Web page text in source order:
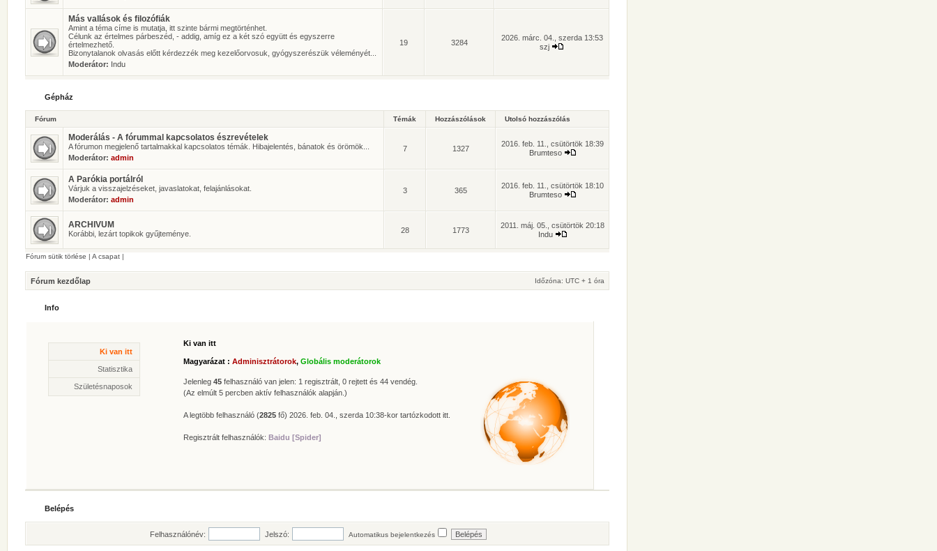
Más vallások és filozófiák
Amint a téma címe is mutatja, itt szinte bármi megtörténhet.
Célunk az értelmes párbeszéd, - addig, amíg ez a két szó együtt és egyszerre
értelmezhető.
Bizonytalanok olvasás előtt kérdezzék meg kezelőorvosuk, gyógyszerészük véleményét...
Moderátor: Indu
19 3284
2026. márc. 04., szerda 13:53
szj
Gépház
Fórum Témák Hozzászólások Utolsó hozzászólás
Moderálás - A fórummal kapcsolatos észrevételek
A fórumon megjelenő tartalmakkal kapcsolatos témák. Hibajelentés, bánatok és örömök...
Moderátor: admin
7 1327
2016. feb. 11., csütörtök 18:39
Brumteso
A Parókia portálról
Várjuk a visszajelzéseket, javaslatokat, felajánlásokat.
Moderátor: admin
3 365
2016. feb. 11., csütörtök 18:10
Brumteso
ARCHIVUM
Korábbi, lezárt topikok gyűjteménye. 28 1773
2011. máj. 05., csütörtök 20:18
Indu
Fórum sütik törlése | A csapat |
Fórum kezdőlap Időzóna: UTC + 1 óra
Info
Ki van itt
Ki van itt
Magyarázat : Adminisztrátorok, Globális moderátorok
Jelenleg 45 felhasználó van jelen: 1 regisztrált, 0 rejtett és 44 vendég.
(Az elmúlt 5 percben aktív felhasználók alapján.)
A legtöbb felhasználó (2825 fő) 2026. feb. 04., szerda 10:38-kor tartózkodott itt.
Regisztrált felhasználók: Baidu [Spider]
Statisztika
Statisztika
* Hozzászólások száma:
62625
* Témák száma:
* Felhasználók száma: 606
* Legújabb regisztrált tagunk:Zolee
Születésnaposok
Belépés
Felhasználónév: Jelszó: Automatikus bejelentkezés